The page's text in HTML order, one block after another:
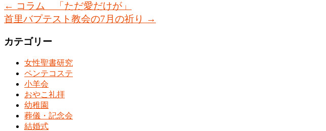
← コラム 「ただ愛だけが」
首里バプテスト教会の7月の祈り →
カテゴリー
女性聖書研究
ペンテコステ
小羊会
おやこ礼拝
幼稚園
葬儀・記念会
結婚式